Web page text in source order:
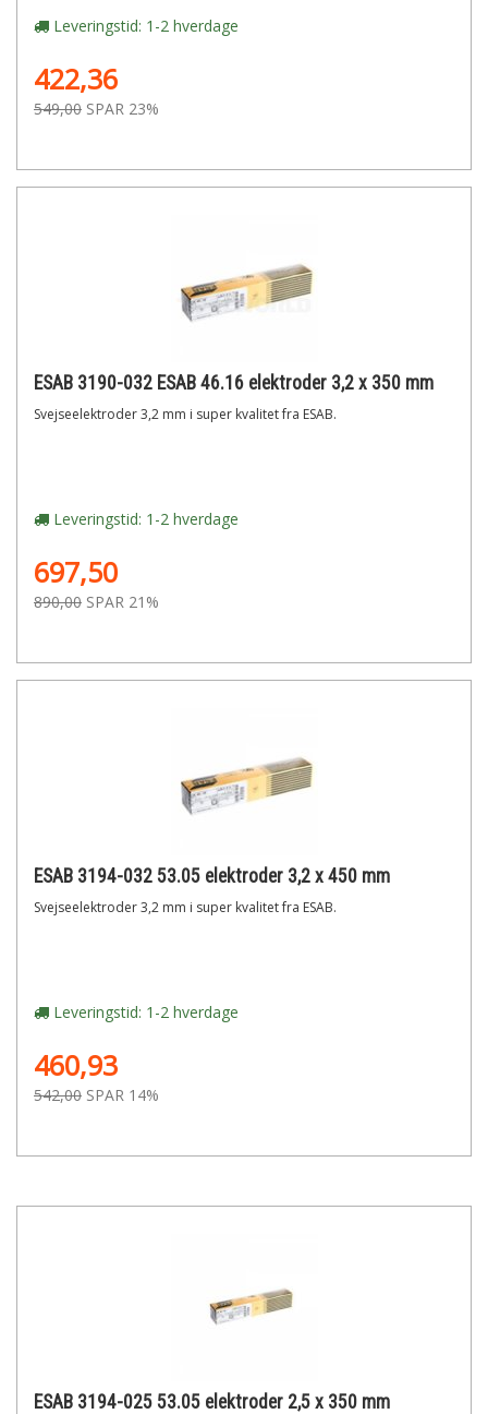
Leveringstid: 1-2 hverdage
422,36
549,00 SPAR 23%
ESAB 3190-032 ESAB 46.16 elektroder 3,2 x 350 mm
Svejseelektroder 3,2 mm i super kvalitet fra ESAB.
Leveringstid: 1-2 hverdage
697,50
890,00 SPAR 21%
ESAB 3194-032 53.05 elektroder 3,2 x 450 mm
Svejseelektroder 3,2 mm i super kvalitet fra ESAB.
Leveringstid: 1-2 hverdage
460,93
542,00 SPAR 14%
ESAB 3194-025 53.05 elektroder 2,5 x 350 mm